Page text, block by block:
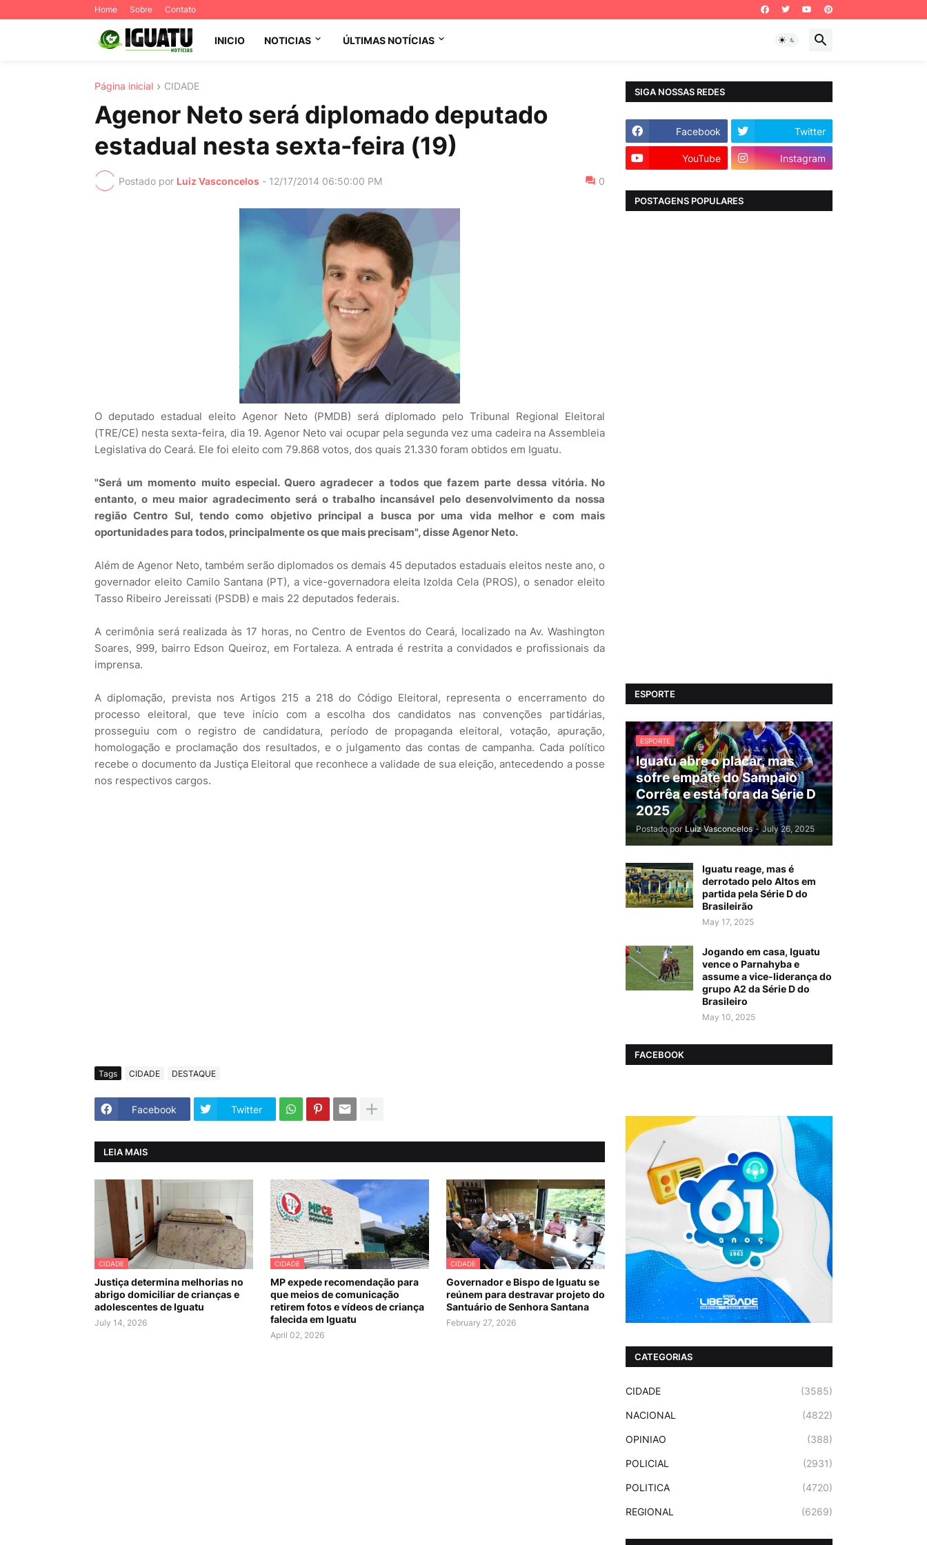
Home Sobre Contato
INICIO NOTICIAS ÚLTIMAS NOTÍCIAS
Página inicial CIDADE
Agenor Neto será diplomado deputado
estadual nesta sexta-feira (19)
Postado por Luiz Vasconcelos - 12/17/2014 06:50:00 PM 0
O deputado estadual eleito Agenor Neto (PMDB) será diplomado pelo Tribunal Regional Eleitoral
(TRE/CE) nesta sexta-feira, dia 19. Agenor Neto vai ocupar pela segunda vez uma cadeira na Assembleia
Legislativa do Ceará. Ele foi eleito com 79.868 votos, dos quais 21.330 foram obtidos em Iguatu.
"Será um momento muito especial. Quero agradecer a todos que fazem parte dessa vitória. No
entanto, o meu maior agradecimento será o trabalho incansável pelo desenvolvimento da nossa
região Centro Sul, tendo como objetivo principal a busca por uma vida melhor e com mais
oportunidades para todos, principalmente os que mais precisam", disse Agenor Neto.
Além de Agenor Neto, também serão diplomados os demais 45 deputados estaduais eleitos neste ano, o
governador eleito Camilo Santana (PT), a vice-governadora eleita Izolda Cela (PROS), o senador eleito
Tasso Ribeiro Jereissati (PSDB) e mais 22 deputados federais.
A cerimônia será realizada às 17 horas, no Centro de Eventos do Ceará, localizado na Av. Washington
Soares, 999, bairro Edson Queiroz, em Fortaleza. A entrada é restrita a convidados e profissionais da
imprensa.
A diplomação, prevista nos Artigos 215 a 218 do Código Eleitoral, representa o encerramento do
processo eleitoral, que teve início com a escolha dos candidatos nas convenções partidárias,
prosseguiu com o registro de candidatura, período de propaganda eleitoral, votação, apuração,
homologação e proclamação dos resultados, e o julgamento das contas de campanha. Cada político
recebe o documento da Justiça Eleitoral que reconhece a validade de sua eleição, antecedendo a posse
nos respectivos cargos.
Tags CIDADE DESTAQUE
Facebook Twitter
LEIA MAIS
CIDADE
Justiça determina melhorias no
abrigo domiciliar de crianças e
adolescentes de Iguatu
July 14, 2026
CIDADE
MP expede recomendação para
que meios de comunicação
retirem fotos e vídeos de criança
falecida em Iguatu
April 02, 2026
CIDADE
Governador e Bispo de Iguatu se
reúnem para destravar projeto do
Santuário de Senhora Santana
February 27, 2026
SIGA NOSSAS REDES
Facebook Twitter
YouTube Instagram
POSTAGENS POPULARES
ESPORTE
ESPORTE
Iguatu abre o placar, mas
sofre empate do Sampaio
Corrêa e está fora da Série D
2025
Postado por Luiz Vasconcelos - July 26, 2025
Iguatu reage, mas é
derrotado pelo Altos em
partida pela Série D do
Brasileirão
May 17, 2025
Jogando em casa, Iguatu
vence o Parnahyba e
assume a vice-liderança do
grupo A2 da Série D do
Brasileiro
May 10, 2025
FACEBOOK
CATEGORIAS
CIDADE (3585)
NACIONAL (4822)
OPINIAO (388)
POLICIAL (2931)
POLITICA (4720)
REGIONAL (6269)